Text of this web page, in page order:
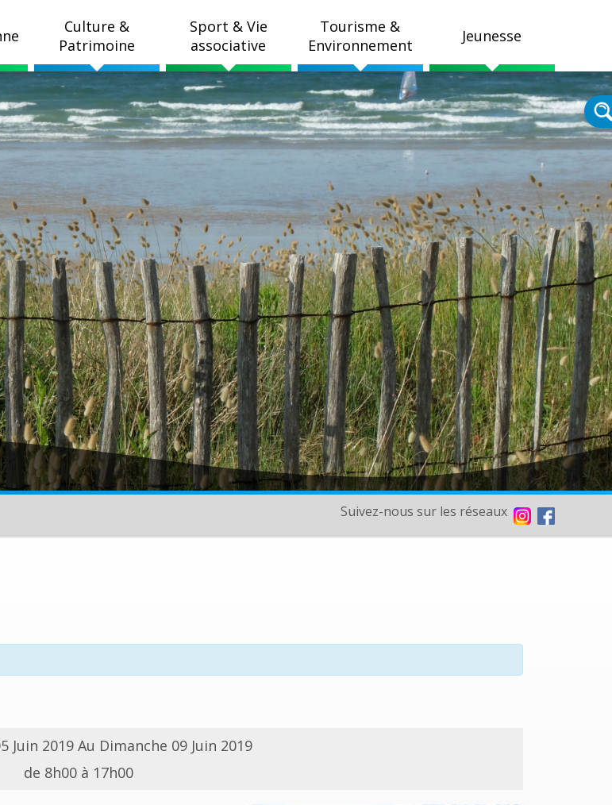
Culture &
Patrimoine
Sport & Vie
associative
Tourisme &
Environnement
Jeunesse
Suivez-nous sur les réseaux
Juin 2019 Au Dimanche 09 Juin 2019
de 8h00 à 17h00